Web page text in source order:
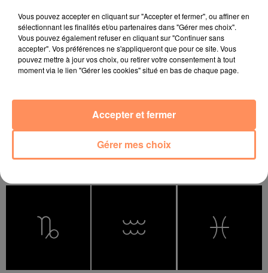
Vierge
Vous pouvez accepter en cliquant sur "Accepter et fermer", ou affiner en
sélectionnant les finalités et/ou partenaires dans "Gérer mes choix".
Vous pouvez également refuser en cliquant sur "Continuer sans
accepter". Vos préférences ne s'appliqueront que pour ce site. Vous
pouvez mettre à jour vos choix, ou retirer votre consentement à tout
moment via le lien "Gérer les cookies" situé en bas de chaque page.
Gérer mes choix
Accepter et fermer